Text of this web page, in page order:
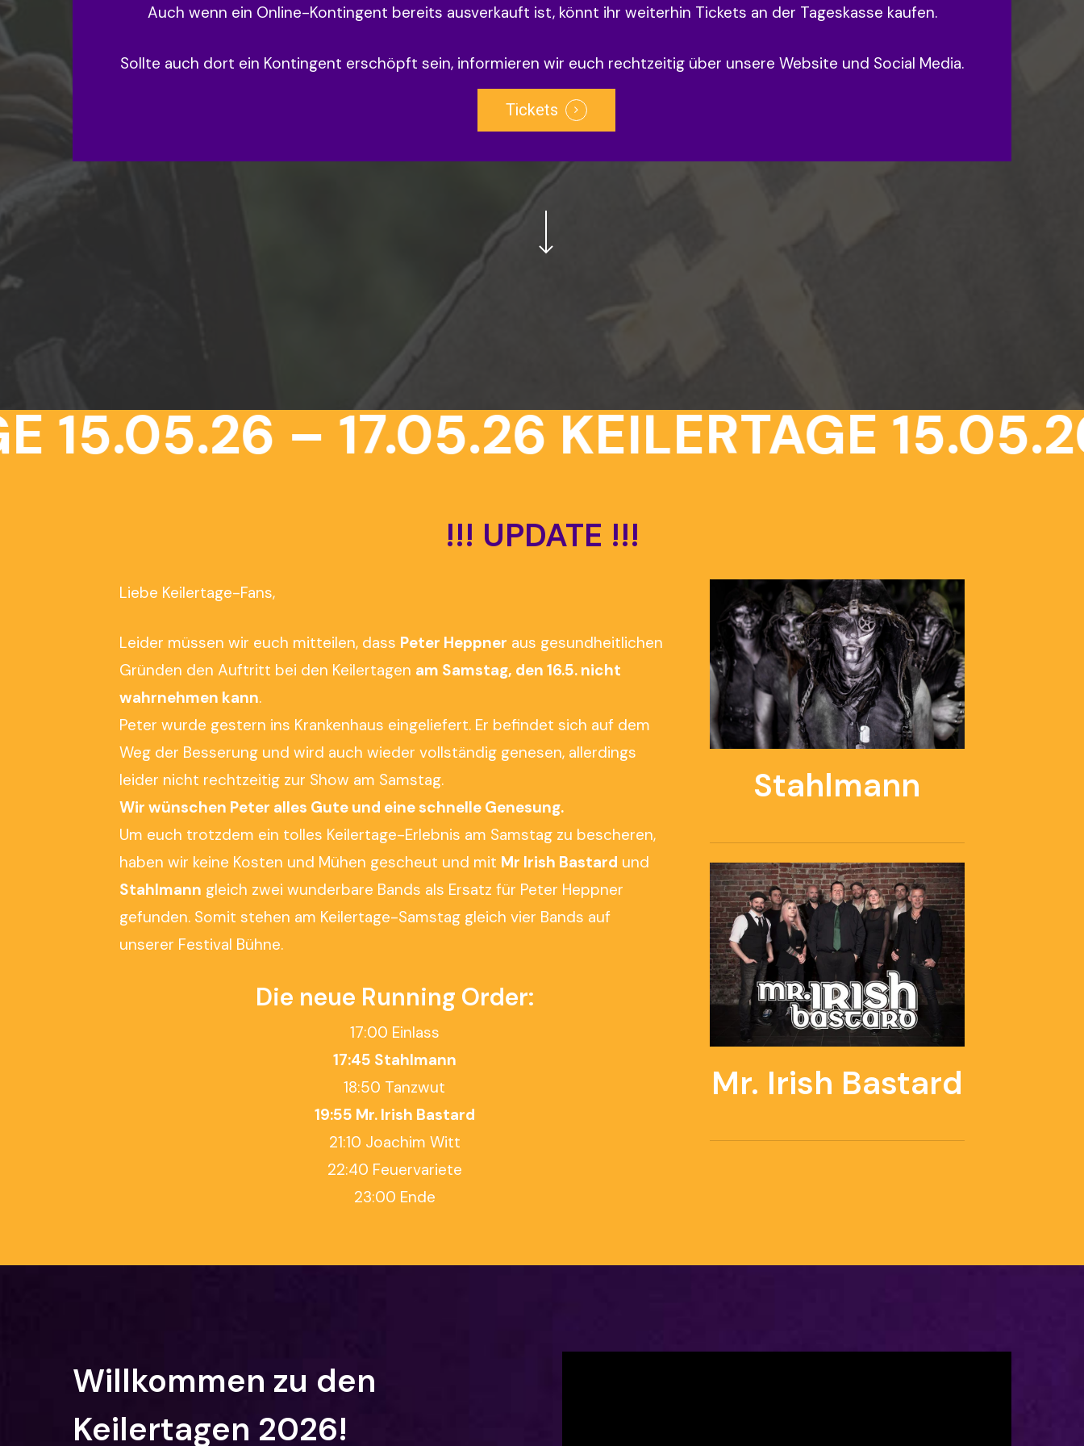
Auch wenn ein Online-Kontingent bereits ausverkauft ist, könnt ihr weiterhin Tickets an der Tageskasse kaufen.
Sollte auch dort ein Kontingent erschöpft sein, informieren wir euch rechtzeitig über unsere Website und Social Media.
Tickets
15.05.26 – 17.05.26KEILERTAGE
!!! UPDATE !!!
Liebe Keilertage-Fans,
Leider müssen wir euch mitteilen, dass Peter Heppner aus gesundheitlichen
Gründen den Auftritt bei den Keilertagen am Samstag, den 16.5. nicht
wahrnehmen kann.
Peter wurde gestern ins Krankenhaus eingeliefert. Er befindet sich auf dem
Weg der Besserung und wird auch wieder vollständig genesen, allerdings
leider nicht rechtzeitig zur Show am Samstag.
Wir wünschen Peter alles Gute und eine schnelle Genesung.
Um euch trotzdem ein tolles Keilertage-Erlebnis am Samstag zu bescheren,
haben wir keine Kosten und Mühen gescheut und mit Mr Irish Bastard und
Stahlmann gleich zwei wunderbare Bands als Ersatz für Peter Heppner
gefunden. Somit stehen am Keilertage-Samstag gleich vier Bands auf
unserer Festival Bühne.
Die neue Running Order:
17:00 Einlass
17:45 Stahlmann
18:50 Tanzwut
19:55 Mr. Irish Bastard
21:10 Joachim Witt
22:40 Feuervariete
23:00 Ende
Stahlmann
Mr. Irish Bastard
Willkommen zu den
Keilertagen 2026!